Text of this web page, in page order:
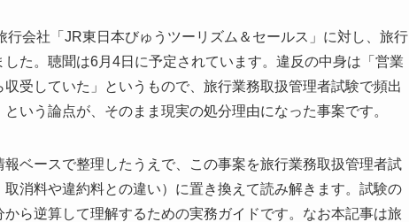
会社「JR東日本びゅうツーリズム＆セールス」に対し、旅行
た。聴聞は6月4日に予定されています。違反の中身は「営業
受していた」というもので、旅行業務取扱管理者試験で頻出
いう論点が、そのまま現実の処分理由になった事案です。
ベースで整理したうえで、この事案を旅行業務取扱管理者試
消料や違約料との違い）に置き換えて読み解きます。試験の
ら逆算して理解するための実務ガイドです。なお本記事は旅